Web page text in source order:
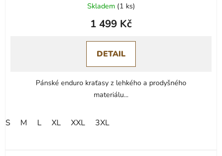
Skladem (1 ks)
1 499 Kč
DETAIL
Pánské enduro kraťasy z lehkého a prodyšného
materiálu...
S M L XL XXL 3XL